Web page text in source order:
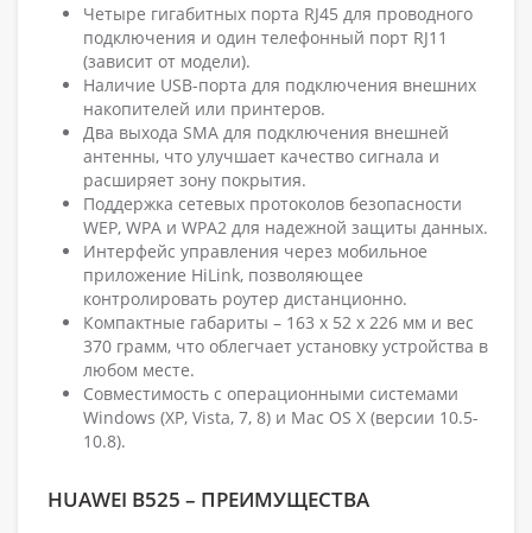
Четыре гигабитных порта RJ45 для проводного
подключения и один телефонный порт RJ11
(зависит от модели).
Наличие USB-порта для подключения внешних
накопителей или принтеров.
Два выхода SMA для подключения внешней
антенны, что улучшает качество сигнала и
расширяет зону покрытия.
Поддержка сетевых протоколов безопасности
WEP, WPA и WPA2 для надежной защиты данных.
Интерфейс управления через мобильное
приложение HiLink, позволяющее
контролировать роутер дистанционно.
Компактные габариты – 163 x 52 x 226 мм и вес
370 грамм, что облегчает установку устройства в
любом месте.
Совместимость с операционными системами
Windows (XP, Vista, 7, 8) и Mac OS X (версии 10.5-
10.8).
HUAWEI B525 – ПРЕИМУЩЕСТВА